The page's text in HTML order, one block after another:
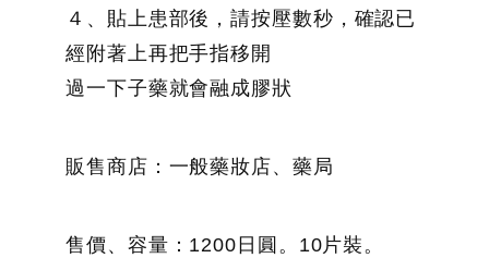
４、貼上患部後，請按壓數秒，確認已
經附著上再把手指移開
過一下子藥就會融成膠狀
販售商店：一般藥妝店、藥局
售價、容量：1200日圓。10片裝。